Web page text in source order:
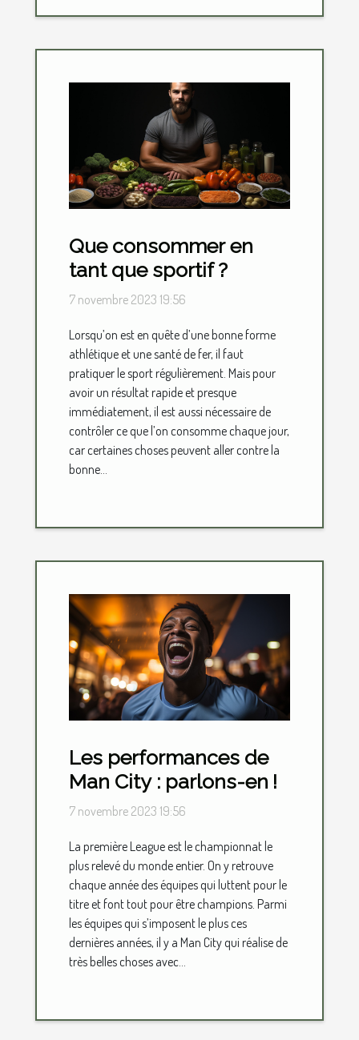
Que consommer en
tant que sportif ?
7 novembre 2023 19:56
Lorsqu’on est en quête d’une bonne forme
athlétique et une santé de fer, il faut
pratiquer le sport régulièrement. Mais pour
avoir un résultat rapide et presque
immédiatement, il est aussi nécessaire de
contrôler ce que l’on consomme chaque jour,
car certaines choses peuvent aller contre la
bonne...
Les performances de
Man City : parlons-en !
7 novembre 2023 19:56
La première League est le championnat le
plus relevé du monde entier. On y retrouve
chaque année des équipes qui luttent pour le
titre et font tout pour être champions. Parmi
les équipes qui s’imposent le plus ces
dernières années, il y a Man City qui réalise de
très belles choses avec...